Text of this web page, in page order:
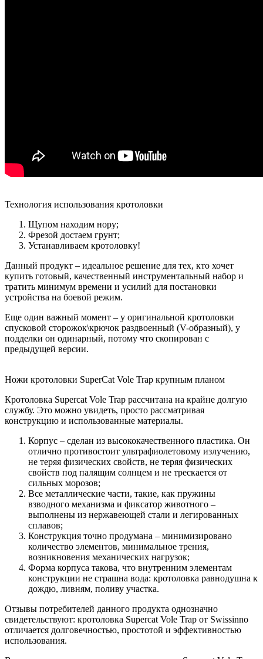
Технология использования кротоловки
Щупом находим нору;
Фрезой достаем грунт;
Устанавливаем кротоловку!
Данный продукт – идеальное решение для тех, кто хочет
купить готовый, качественный инструментальный набор и
тратить минимум времени и усилий для постановки
устройства на боевой режим.
Еще один важный момент – у оригинальной кротоловки
спусковой сторожок\крючок раздвоенный (V-образный), у
подделки он одинарный, потому что скопирован с
предыдущей версии.
Ножи кротоловки SuperCat Vole Trap крупным планом
Кротоловка Supercat Vole Trap рассчитана на крайне долгую
службу. Это можно увидеть, просто рассматривая
конструкцию и использованные материалы.
Корпус – сделан из высококачественного пластика. Он
отлично противостоит ультрафиолетовому излучению,
не теряя физических свойств, не теряя физических
свойств под палящим солнцем и не трескается от
сильных морозов;
Все металлические части, такие, как пружины
взводного механизма и фиксатор животного –
выполнены из нержавеющей стали и легированных
сплавов;
Конструкция точно продумана – минимизировано
количество элементов, минимальное трения,
возникновения механических нагрузок;
Форма корпуса такова, что внутренним элементам
конструкции не страшна вода: кротоловка равнодушна к
дождю, ливням, поливу участка.
Отзывы потребителей данного продукта однозначно
свидетельствуют: кротоловка Supercat Vole Trap от Swissinno
отличается долговечностью, простотой и эффективностью
использования.